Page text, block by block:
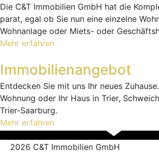
Die C&T Immobilien GmbH hat die
parat, egal ob Sie nun eine einzelne
Wohnanlage oder Miets- oder
Mehr erfahren
Immobilien­angebot
Entdecken Sie mit uns Ihr neues
Wohnung oder Ihr Haus in Trier,
Trier-Saarburg.
Mehr erfahren
2026 C&T Immobilien GmbH